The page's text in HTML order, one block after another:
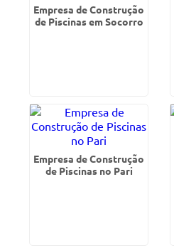
Empresa de Construção
de Piscinas em Socorro
Empresa de Construção
de Piscinas no Pari